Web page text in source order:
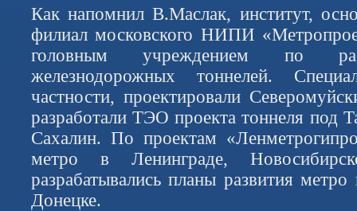
Как напомнил В.Маслак, институт,
филиал московского НИПИ
головным учреждением по
железнодорожных тоннелей.
частности, проектировали
разработали ТЭО проекта тоннеля под
Сахалин. По проектам
метро в Ленинграде,
разрабатывались планы развития
Донецке.